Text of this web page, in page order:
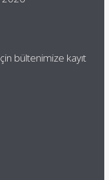
bültenimize kayıt